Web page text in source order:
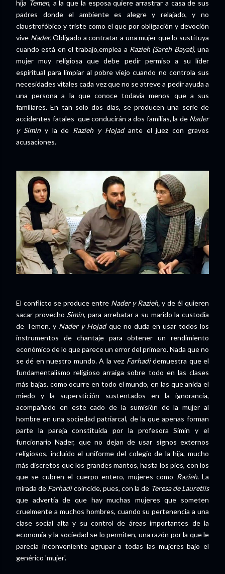
hija Temen, a la que la esposa quiere arrastrar a casa de sus
padres donde el ambiente es alegre y relajado, y no
claustrofóbico y triste como el que por obligación y devoción
vive Nader.Obligado a contratar a una mujer que lo sustituya
cuando está en el trabajo,emplea a Razieh (Sareh Bayat), una
mujer muy religiosa que debe pedir permiso a su líder
espiritual para limpiar al pobre viejo cuando no controla sus
necesidades vitales cada vez que no se atreve a pedir ayuda a
una persona a la que conoce todavía menos que a sus
familiares. En tan solo dos días, se producen una serie de
accidentes fatales que conducirán a dos familias, la de Nader
y Siminy la de Razieh y Hojad ante el juez con graves
acusaciones.
El conflicto se produce entre Nader y Razieh, y de él quieren
sacar provecho Simin, para arrebatar a su marido la custodia
de Temen, y Nader y Hojadque no duda en usar todos los
instrumentos de chantaje para obtener un rendimiento
económico de lo que parece un error del primero. Nada que no
se dé en nuestro mundo. A la vez Farhadidemuestra que el
fundamentalismo religioso arraiga sobre todo en las clases
más bajas, como ocurre en todo el mundo, en las que anida el
miedo y la superstición sustentados en la ignorancia,
acompañado en este cado de la sumisión de la mujer al
hombre en una sociedad patriarcal, de la que apenas forman
parte la pareja constituida por la profesora Simin y el
funcionario Nader, que no dejan de usar signos externos
religiosos, incluido el uniforme del colegio de la hija, mucho
más discretos que los grandes mantos, hasta los pies, con los
que se cubren el cuerpo entero, mujeres como Razieh. La
mirada de Farhadicoincide, pues, con la de Teresa de Lauretiis
que advertía de que hay muchas mujeres que someten
cruelmente a muchos hombres, cuando su pertenencia a una
clase social alta y su control de áreas importantes de la
economía y la sociedad se lo permiten, una razón por la que le
parecía inconveniente agrupar a todas las mujeres bajo el
genérico 'mujer'.